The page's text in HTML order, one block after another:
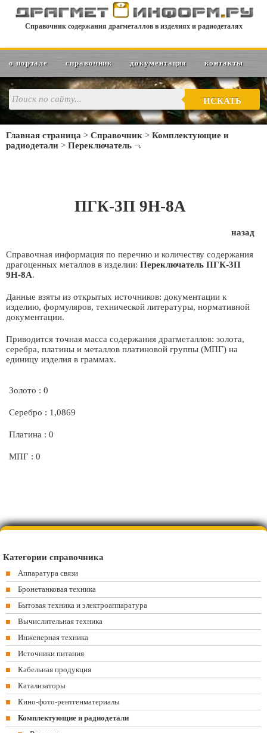
Справочник содержания драгметаллов в изделиях и радиодеталях
о портале справочник документация контакты
ИСКАТЬ
Главная страница > Справочник > Комплектующие и
радиодетали > Переключатель
ПГК-3П 9Н-8А
назад
Справочная информация по перечню и количеству содержания
драгоценных металлов в изделии: Переключатель ПГК-3П
9Н-8А.
Данные взяты из открытых источников: документации к
изделию, формуляров, технической литературы, нормативной
документации.
Приводится точная масса содержания драгметаллов: золота,
серебра, платины и металлов платиновой группы (МПГ) на
единицу изделия в граммах.
Золото : 0
Серебро : 1,0869
Платина : 0
МПГ : 0
Категории справочника
Аппаратура связи
Бронетанковая техника
Бытовая техника и электроаппаратура
Вычислительная техника
Инженерная техника
Источники питания
Кабельная продукция
Катализаторы
Кино-фото-рентгенматериалы
Комплектующие и радиодетали